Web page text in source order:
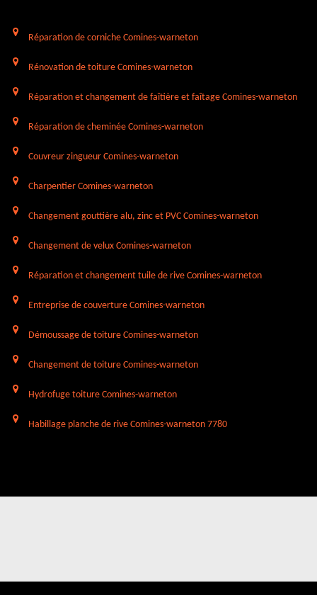
Réparation de corniche Comines-warneton
Rénovation de toiture Comines-warneton
Réparation et changement de faîtière et faîtage Comines-warneton
Réparation de cheminée Comines-warneton
Couvreur zingueur Comines-warneton
Charpentier Comines-warneton
Changement gouttière alu, zinc et PVC Comines-warneton
Changement de velux Comines-warneton
Réparation et changement tuile de rive Comines-warneton
Entreprise de couverture Comines-warneton
Démoussage de toiture Comines-warneton
Changement de toiture Comines-warneton
Hydrofuge toiture Comines-warneton
Habillage planche de rive Comines-warneton 7780